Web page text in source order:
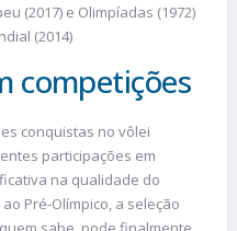
(2017) e Olimpíadas (1972)
(2014)
competições
conquistas no vôlei
participações em
na qualidade do
Pré-Olímpico, a seleção